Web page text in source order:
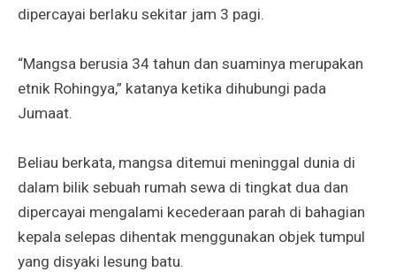
dipercayai berlaku sekitar jam 3 pagi.
“Mangsa berusia 34 tahun dan suaminya merupakan
etnik Rohingya,” katanya ketika dihubungi pada
Jumaat.
Beliau berkata, mangsa ditemui meninggal dunia di
dalam bilik sebuah rumah sewa di tingkat dua dan
dipercayai mengalami kecederaan parah di bahagian
kepala selepas dihentak menggunakan objek tumpul
yang disyaki lesung batu.